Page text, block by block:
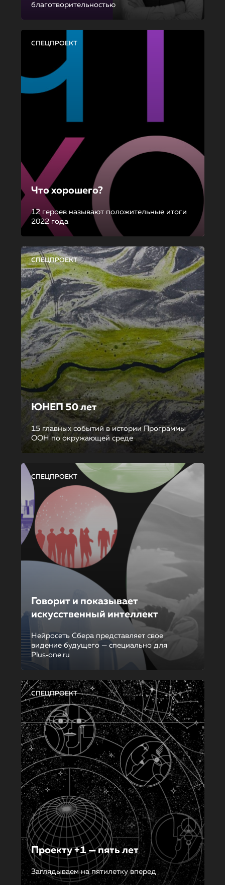
благотворительностью
СПЕЦПРОЕКТ
Что хорошего?
12 героев называют положительные итоги
2022 года
СПЕЦПРОЕКТ
ЮНЕП 50 лет
15 главных событий в истории Программы
ООН по окружающей среде
СПЕЦПРОЕКТ
Говорит и показывает
искусственный интеллект
Нейросеть Сбера представляет свое
видение будущего — специально для
Plus‑one.ru
СПЕЦПРОЕКТ
Проекту +1 — пять лет
Заглядываем на пятилетку вперед